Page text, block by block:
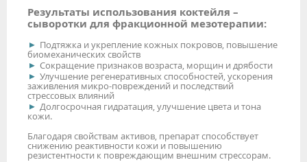
Результаты использования коктейля –
сыворотки для фракционной мезотерапии:
Подтяжка и укрепление кожных покровов, повышение
биомеханических свойств
Сокращение признаков возраста, морщин и дрябости
Улучшение регенеративных способностей, ускорения
заживления микро-повреждений и последствий
стрессовых влияний
Долгосрочная гидратация, улучшение цвета и тона
кожи.
Благодаря свойствам активов, препарат способствует
снижению реактивности кожи и повышению
резистентности к повреждающим внешним стрессорам.